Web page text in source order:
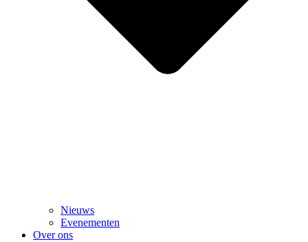
Nieuws
Evenementen
Over ons